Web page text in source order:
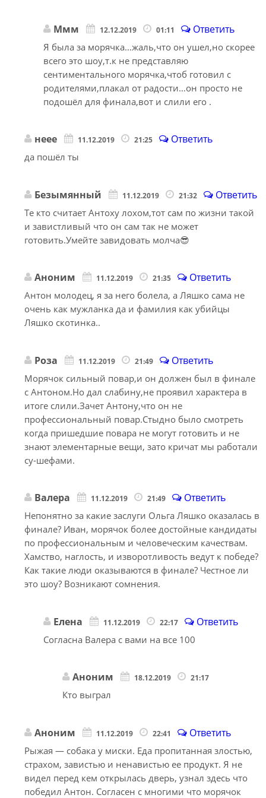
Ммм 12.12.2019 01:11 Ответить
Я была за морячка…жаль,что он ушел,но скорее
всего это шоу,т.к не представляю
сентиментального морячка,чтоб готовил с
родителями,плакал от радости…он просто не
подошёл для финала,вот и слили его .
неее 11.12.2019 21:25 Ответить
да пошёл ты
Безымянный 11.12.2019 21:32 Ответить
Те кто считает Антоху лохом,тот сам по жизни такой
и завистливый что он сам так не может
готовить.Умейте завидовать молча😎
Аноним 11.12.2019 21:35 Ответить
Антон молодец, я за него болела, а Ляшко сама не
очень как мужланка да и фамилия как убийцы
Ляшко скотинка..
Роза 11.12.2019 21:49 Ответить
Морячок сильный повар,и он должен был в финале
с Антоном.Но дал слабину,не проявил характера в
итоге слили.Зачет Антону,что он не
профессиональный повар.Стыдно было смотреть
когда пришедшие повара не могут готовить и не
знают элементарные вещи, зато кричат мы работали
су-шефами.
Валера 11.12.2019 21:49 Ответить
Непонятно за какие заслуги Ольга Ляшко оказалась в
финале? Иван, морячок более достойные кандидаты
по профессиональным и человеческим качествам.
Хамство, наглость, и изворотливость ведут к победе?
Как такие люди оказываются в финале? Честное ли
это шоу? Возникают сомнения.
Елена 11.12.2019 22:17 Ответить
Согласна Валера с вами на все 100
Аноним 18.12.2019 21:17
Кто выграл
Аноним 11.12.2019 22:41 Ответить
Рыжая — собака у миски. Еда пропитанная злостью,
страхом, завистью и ненавистью ее продукт. Я не
видел перед кем открылась дверь, узнал здесь что
победил Антон. Согласен с многими что морячок